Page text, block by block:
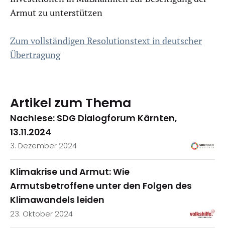
Armut zu unterstützen
Zum vollständigen Resolutionstext in deutscher
Übertragung
Artikel zum Thema
Nachlese: SDG Dialogforum Kärnten,
13.11.2024
3. Dezember 2024
Klimakrise und Armut: Wie
Armutsbetroffene unter den Folgen des
Klimawandels leiden
23. Oktober 2024